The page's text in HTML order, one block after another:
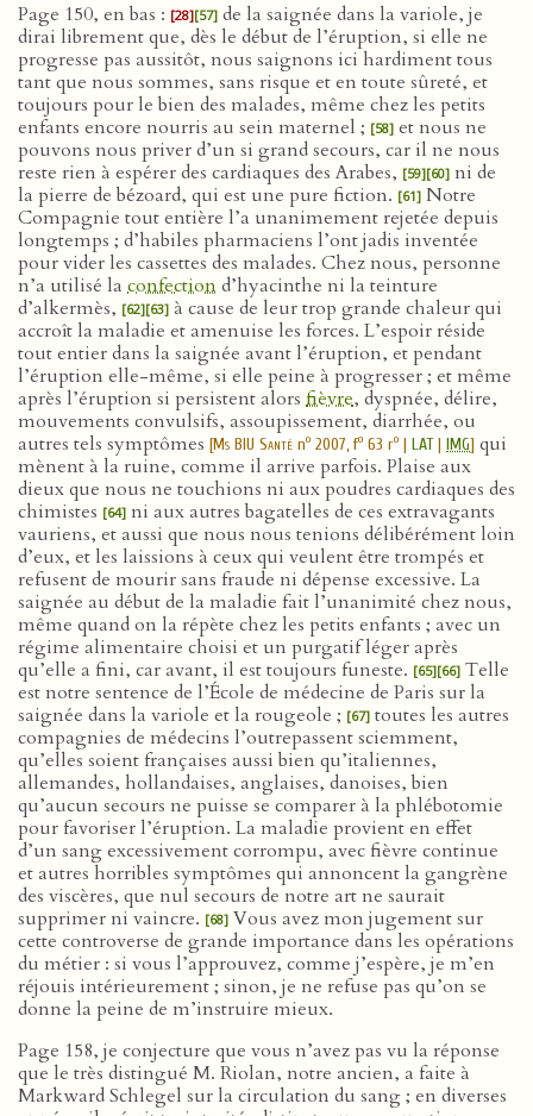
Page 150, en bas : [28][57] de la saignée dans la variole, je
dirai librement que, dès le début de l’éruption, si elle ne
progresse pas aussitôt, nous saignons ici hardiment tous
tant que nous sommes, sans risque et en toute sûreté, et
toujours pour le bien des malades, même chez les petits
enfants encore nourris au sein maternel ; [58] et nous ne
pouvons nous priver d’un si grand secours, car il ne nous
reste rien à espérer des cardiaques des Arabes, [59][60] ni de
la pierre de bézoard, qui est une pure fiction. [61] Notre
Compagnie tout entière l’a unanimement rejetée depuis
longtemps ; d’habiles pharmaciens l’ont jadis inventée
pour vider les cassettes des malades. Chez nous, personne
n’a utilisé la confectiond’hyacinthe ni la teinture
d’alkermès, [62][63] à cause de leur trop grande chaleur qui
accroît la maladie et amenuise les forces. L’espoir réside
tout entier dans la saignée avant l’éruption, et pendant
l’éruption elle-même, si elle peine à progresser ; et même
après l’éruption si persistent alors fièvre, dyspnée, délire,
mouvements convulsifs, assoupissement, diarrhée, ou
autres tels symptômes [Ms BIU Santé no 2007, fo 63 ro | LAT| IMG] qui
mènent à la ruine, comme il arrive parfois. Plaise aux
dieux que nous ne touchions ni aux poudres cardiaques des
chimistes [64] ni aux autres bagatelles de ces extravagants
vauriens, et aussi que nous nous tenions délibérément loin
d’eux, et les laissions à ceux qui veulent être trompés et
refusent de mourir sans fraude ni dépense excessive. La
saignée au début de la maladie fait l’unanimité chez nous,
même quand on la répète chez les petits enfants ; avec un
régime alimentaire choisi et un purgatif léger après
qu’elle a fini, car avant, il est toujours funeste. [65][66] Telle
est notre sentence de l’École de médecine de Paris sur la
saignée dans la variole et la rougeole ; [67] toutes les autres
compagnies de médecins l’outrepassent sciemment,
qu’elles soient françaises aussi bien qu’italiennes,
allemandes, hollandaises, anglaises, danoises, bien
qu’aucun secours ne puisse se comparer à la phlébotomie
pour favoriser l’éruption. La maladie provient en effet
d’un sang excessivement corrompu, avec fièvre continue
et autres horribles symptômes qui annoncent la gangrène
des viscères, que nul secours de notre art ne saurait
supprimer ni vaincre. [68] Vous avez mon jugement sur
cette controverse de grande importance dans les opérations
du métier : si vous l’approuvez, comme j’espère, je m’en
réjouis intérieurement ; sinon, je ne refuse pas qu’on se
donne la peine de m’instruire mieux.
Page 158, je conjecture que vous n’avez pas vu la réponse
que le très distingué M. Riolan, notre ancien, a faite à
Markward Schlegel sur la circulation du sang ; en diverses